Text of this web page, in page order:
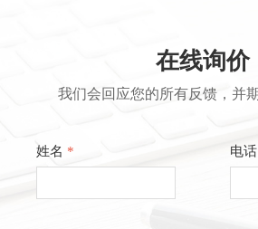
在线询价
我们会回应您的所有反馈，并
姓名 * 电话